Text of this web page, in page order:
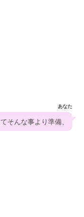
あなた
そんな事より準備、